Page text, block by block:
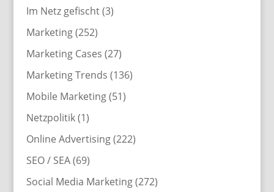
Im Netz gefischt(3)
Marketing(252)
Marketing Cases (27)
Marketing Trends (136)
Mobile Marketing(51)
Netzpolitik(1)
Online Advertising(222)
SEO / SEA(69)
Social Media Marketing(272)